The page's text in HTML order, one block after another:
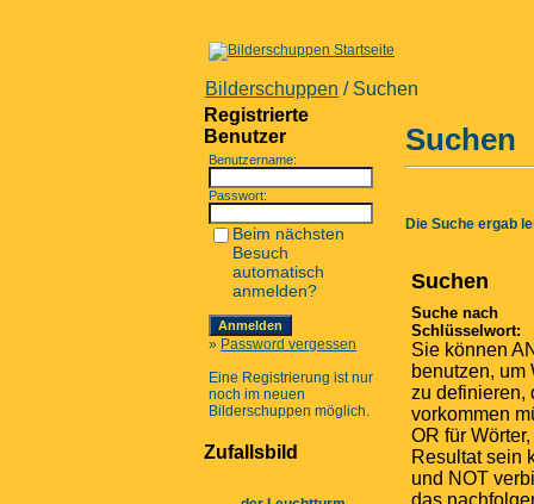
Bilderschuppen / Suchen
Registrierte
Benutzer
Benutzername:
Passwort:
Beim nächsten
Besuch
automatisch
anmelden?
» Password vergessen
Eine Registrierung ist nur
noch im neuen
Bilderschuppen möglich.
Zufallsbild
Suchen
Die Suche ergab
Suchen
Suche nach
Schlüsselwort:
Sie können
benutzen, um
zu definieren,
vorkommen
OR für
Resultat sein
und NOT
das